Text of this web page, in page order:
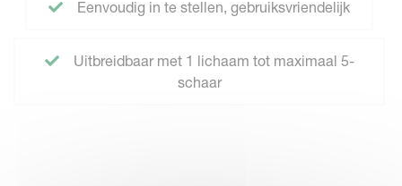
Eenvoudig in te stellen, gebruiksvriendelijk
Uitbreidbaar met 1 lichaam tot maximaal 5-
schaar